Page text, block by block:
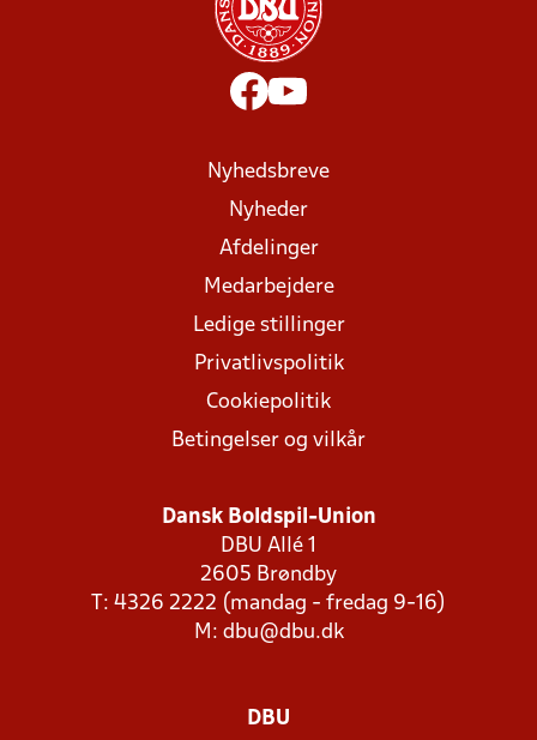
Nyhedsbreve
Nyheder
Afdelinger
Medarbejdere
Ledige stillinger
Privatlivspolitik
Cookiepolitik
Betingelser og vilkår
Dansk Boldspil-Union
DBU Allé 1
2605 Brøndby
T: 4326 2222 (mandag - fredag 9-16)
M: dbu@dbu.dk
DBU